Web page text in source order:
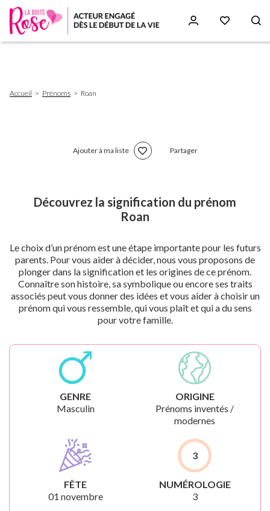
d'Ariane
Accueil Prénoms Roan
Ajouter à ma liste Partager
Découvrez la signification du prénom
Roan
Le choix d’un prénom est une étape importante pour les futurs
parents. Pour vous aider à décider, nous vous proposons de
plonger dans la signification et les origines de ce prénom.
Connaître son histoire, sa symbolique ou encore ses traits
associés peut vous donner des idées et vous aider à choisir un
prénom qui vous ressemble, qui vous plaît et qui a du sens
pour votre famille.
GENRE
Masculin
ORIGINE
Prénoms inventés /
modernes
FÊTE
01 novembre
3
NUMÉROLOGIE
3